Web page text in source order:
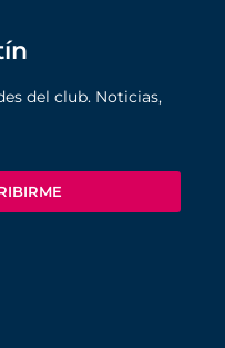
del club. Noticias,